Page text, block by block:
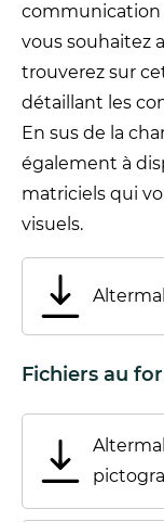
communication
vous souhaitez
trouverez sur
détaillant les
En sus de la
également à
matriciels qui
visuels.
Fichiers au